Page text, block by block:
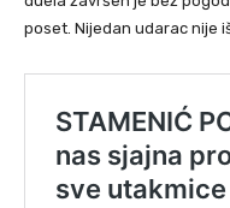
poset. Nijedan udarac nije